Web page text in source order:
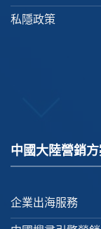
私隱政策
中國大陸營銷
企業出海服務